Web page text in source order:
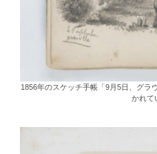
1856年のスケッチ手帳「9月5日、グラ
かれて